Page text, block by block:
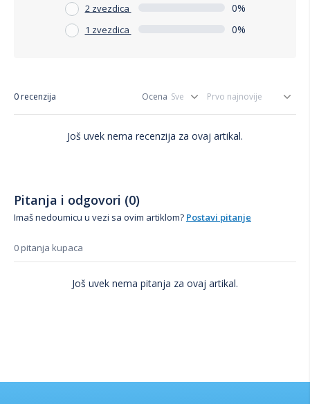
2 zvezdica 0%
1 zvezdica 0%
0 recenzija Ocena
Još uvek nema recenzija za ovaj artikal.
Pitanja i odgovori (0)
Imaš nedoumicu u vezi sa ovim artiklom? Postavi pitanje
0 pitanja kupaca
Još uvek nema pitanja za ovaj artikal.